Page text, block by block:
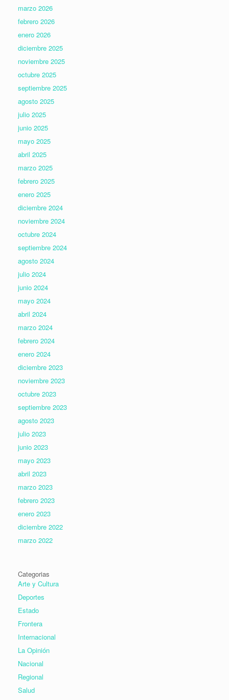
marzo 2026
febrero 2026
enero 2026
diciembre 2025
noviembre 2025
octubre 2025
septiembre 2025
agosto 2025
julio 2025
junio 2025
mayo 2025
abril 2025
marzo 2025
febrero 2025
enero 2025
diciembre 2024
noviembre 2024
octubre 2024
septiembre 2024
agosto 2024
julio 2024
junio 2024
mayo 2024
abril 2024
marzo 2024
febrero 2024
enero 2024
diciembre 2023
noviembre 2023
octubre 2023
septiembre 2023
agosto 2023
julio 2023
junio 2023
mayo 2023
abril 2023
marzo 2023
febrero 2023
enero 2023
diciembre 2022
marzo 2022
Categorias
Arte y Cultura
Deportes
Estado
Frontera
Internacional
La Opinión
Nacional
Regional
Salud